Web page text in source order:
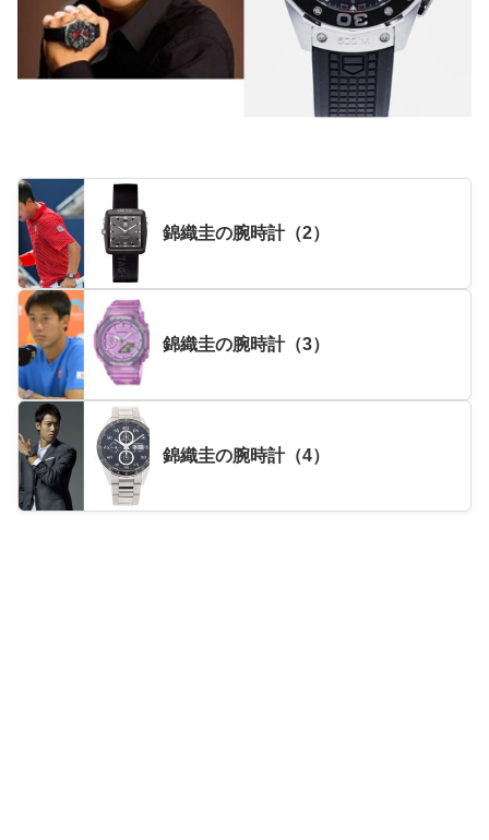
錦織圭の腕時計（2）
錦織圭の腕時計（3）
錦織圭の腕時計（4）